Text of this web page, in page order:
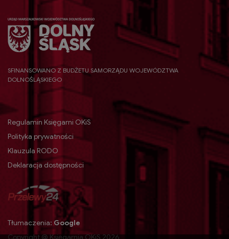
SFINANSOWANO Z BUDŻETU SAMORZĄDU WOJEWÓDZTWA
DOLNOŚLĄSKIEGO
Regulamin Księgarni OKiS
Polityka prywatności
Klauzula RODO
Deklaracja dostępności
Tłumaczenia: Google
Copyright @ Księgarnia OKiS 2026